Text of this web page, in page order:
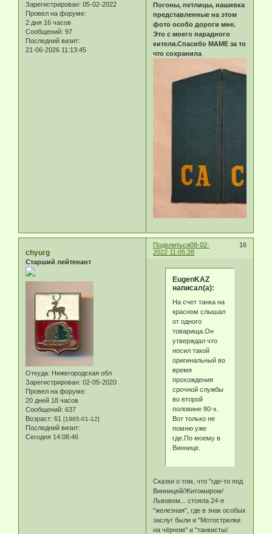
Зарегистрирован: 05-02-2022
Провел на форуме:
2 дня 16 часов
Сообщений: 97
Последний визит:
21-06-2026 11:13:45
Погоны, петлицы, нашивка
представленные на этом
фото особо дороги мне.
Это с моего парадного
кителя.Спасибо МАМЕ за то
что сохранила
Поделиться 16
08-02-
2022 11:05:28
chyurg
Старший лейтенант
Откуда: Нижегородская обл
Зарегистрирован: 02-05-2020
Провел на форуме:
20 дней 18 часов
Сообщений: 637
Возраст: 61 [1965-01-12]
Последний визит:
Сегодня 14:08:46
EugenKAZ
написал(а):
На счет танка на
красном слышал
от одного
товарища.Он
утверждал что
носил такой
оригинальный во
время
прохождения
срочной службы
во второй
половине 80-х.
Вот только не
помню уже
где.По моему в
Виннице.
Сказки о том, что "где-то под
Винницей/Житомиром/
Львовом... стояла 24-я
"железная", где в знак особых
заслуг были и "Мотострелки
на чёрном" и "танкисты/